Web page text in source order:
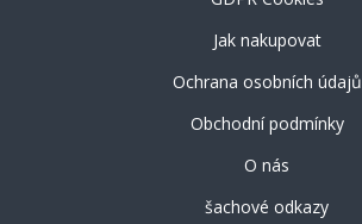
Jak nakupovat
Ochrana osobních údajů
Obchodní podmínky
O nás
šachové odkazy